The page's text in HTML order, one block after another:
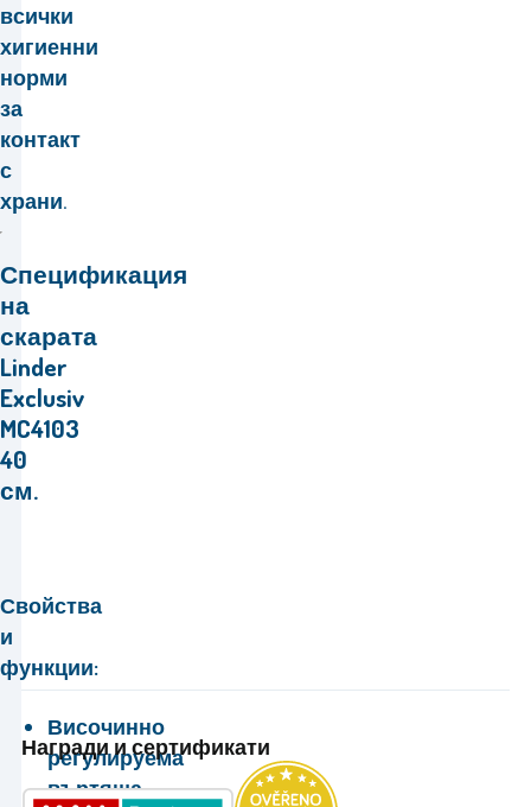
всички
хигиенни
норми
за
контакт
с
храни.
Спецификация
на
скарата
Linder
Exclusiv
MC4103
40
см.
Свойства
и
функции:
Височинно
регулируема
въртяща
Награди и сертификати